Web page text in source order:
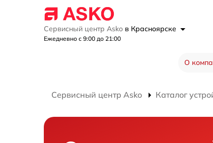
Сервисный центр Asko в Красноярске
Ежедневно с 9:00 до 21:00
О
Сервисный центр Asko Каталог